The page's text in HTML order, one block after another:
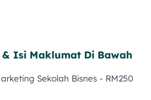
Isi Maklumat Di Bawah
Sekolah Bisnes - RM250